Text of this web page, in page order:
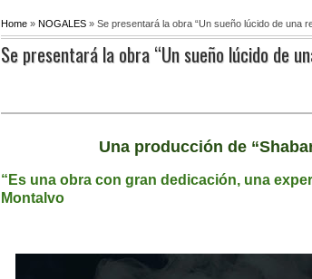
Home » NOGALES » Se presentará la obra “Un sueño lúcido de una
Se presentará la obra “Un sueño lúcido de
Una producción de
“Es una obra con gran dedicación, una
Montalvo